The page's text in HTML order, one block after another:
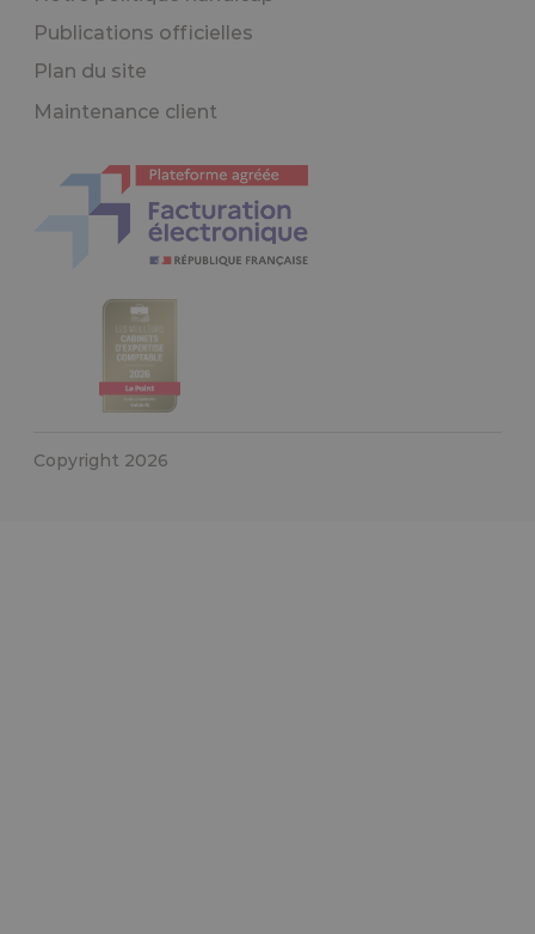
Publications officielles
Plan du site
Maintenance client
Copyright 2026